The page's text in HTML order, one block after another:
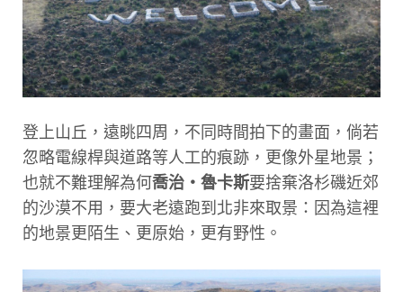
登上山丘，遠眺四周，不同時間拍下的畫面，倘若
忽略電線桿與道路等人工的痕跡，更像外星地景；
也就不難理解為何喬治‧魯卡斯要捨棄洛杉磯近郊
的沙漠不用，要大老遠跑到北非來取景：因為這裡
的地景更陌生、更原始，更有野性。